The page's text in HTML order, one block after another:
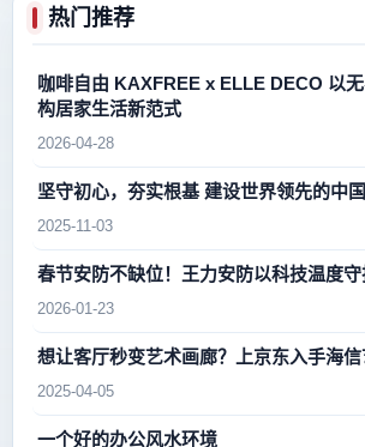
热门推荐
咖啡自由 KAXFREE x ELLE DECO 以
构居家生活新范式
2026-04-28
坚守初心，夯实根基 建设世界
2025-11-03
春节安防不缺位！王力安防以科技温度守
2026-01-23
想让客厅秒变艺术画廊？上京东入手海
2025-04-05
一个好的办公风水环境